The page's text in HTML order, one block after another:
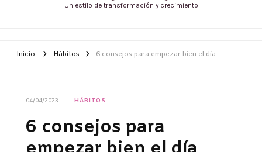
Un estilo de transformación y crecimiento
Inicio Hábitos 6 consejos para empezar bien el día
04/04/2023 HÁBITOS
6 consejos para